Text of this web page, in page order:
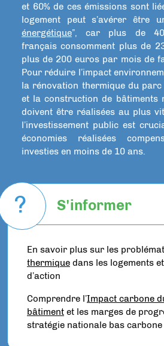
et 60% de ces émissions sont
logement peut s’avérer être
énergétique”, car plus de
français consomment plus de
plus de 200 euros par mois de
Pour réduire l’impact
la rénovation thermique du
et la construction de bâtiments
doivent être réalisées au plus
l’investissement public est
économies réalisées
investies en moins de 10 ans.
? S'informer
En savoir plus sur les
thermique dans les logements
d’action
Comprendre l’Impact carbone
bâtiment et les marges de
stratégie nationale bas carbone